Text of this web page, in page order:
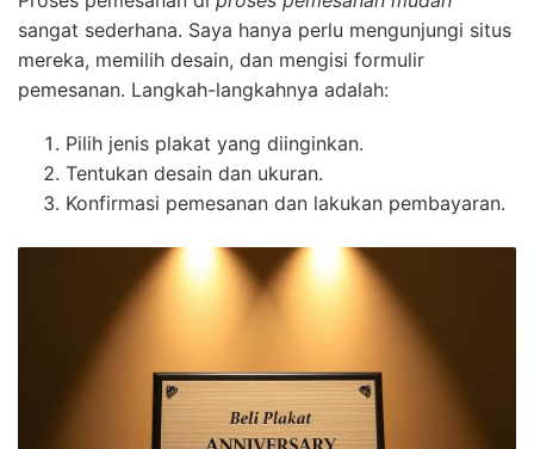
sangat sederhana. Saya hanya perlu mengunjungi situs
mereka, memilih desain, dan mengisi formulir
pemesanan. Langkah-langkahnya adalah:
Pilih jenis plakat yang diinginkan.
Tentukan desain dan ukuran.
Konfirmasi pemesanan dan lakukan pembayaran.